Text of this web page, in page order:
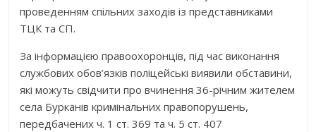
проведенням спільних заходів із представниками
ТЦК та СП.
За інформацією правоохоронців, під час виконання
службових обов’язків поліцейські виявили обставини,
які можуть свідчити про вчинення 36-річним жителем
села Бурканів кримінальних правопорушень,
передбачених ч. 1 ст. 369 та ч. 5 ст. 407